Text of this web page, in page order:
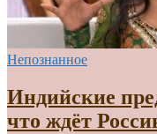
Непознанное
Индийские
что ждёт